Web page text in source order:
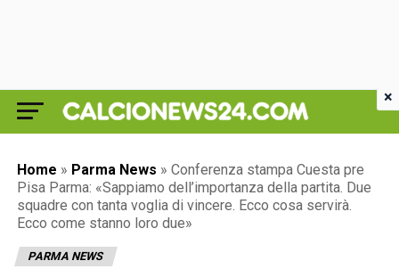
Home » Parma News » Conferenza stampa Cuesta pre
Pisa Parma: «Sappiamo dell’importanza della partita. Due
squadre con tanta voglia di vincere. Ecco cosa servirà.
Ecco come stanno loro due»
PARMA NEWS
×